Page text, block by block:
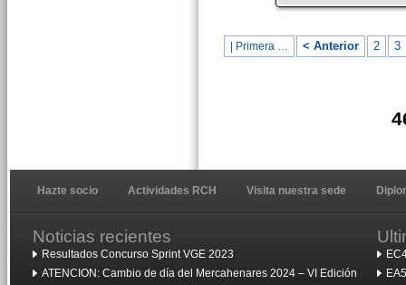
| Primera … < Anterior 2 3
Hazte socio Actividades RCH Visita nuestra sede
Noticias recientes
Resultados Concurso Sprint VGE 2023
ATENCION: Cambio de día del Mercahenares 2024 – VI Edición